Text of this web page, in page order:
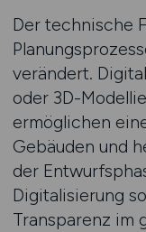
Der technische
verändert.
oder 3D-
ermöglichen
Gebäuden und
der
Digitalisierung
Transparenz im